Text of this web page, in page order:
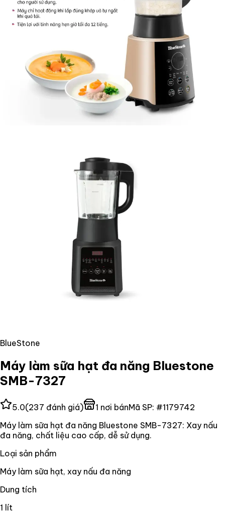
BlueStone
Máy làm sữa hạt đa năng Bluestone
SMB-7327
5.0(237 đánh giá) 1 nơi bánMã SP: #1179742
Máy làm sữa hạt đa năng Bluestone SMB-7327: Xay nấu
đa năng, chất liệu cao cấp, dễ sử dụng.
Loại sản phẩm
Máy làm sữa hạt, xay nấu đa năng
Dung tích
1 lít